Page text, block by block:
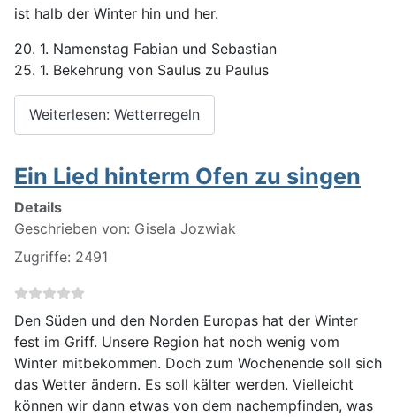
ist halb der Winter hin und her.
20. 1. Namenstag Fabian und Sebastian
25. 1. Bekehrung von Saulus zu Paulus
Weiterlesen: Wetterregeln
Ein Lied hinterm Ofen zu singen
Details
Geschrieben von: Gisela Jozwiak
Zugriffe: 2491
Den Süden und den Norden Europas hat der Winter
fest im Griff. Unsere Region hat noch wenig vom
Winter mitbekommen. Doch zum Wochenende soll sich
das Wetter ändern. Es soll kälter werden. Vielleicht
können wir dann etwas von dem nachempfinden, was